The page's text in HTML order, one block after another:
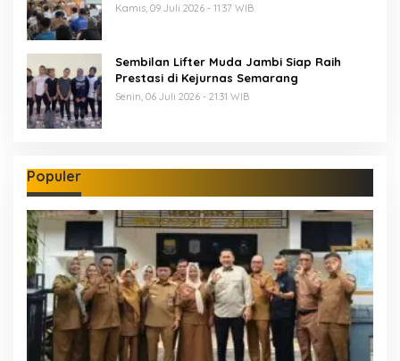
Kamis, 09 Juli 2026 - 11:37 WIB
Sembilan Lifter Muda Jambi Siap Raih
Prestasi di Kejurnas Semarang
Senin, 06 Juli 2026 - 21:31 WIB
Populer